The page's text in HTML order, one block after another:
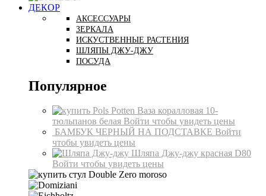
ДЕКОР
АКСЕССУАРЫ
ЗЕРКАЛА
ИСКУСТВЕННЫЕ РАСТЕНИЯ
ШЛЯПЫ ДЖУ-ДЖУ
ПОСУДА
Популярное
Ваза коралловая 10-
тюльпанов белая Войти чтобы увидеть цены
БАМБУК ЧЕРНЫЙ НА ПОДСТАВКЕ Войти
чтобы увидеть цены
Шляпа Джу-джу красная D80
Войти чтобы увидеть цены